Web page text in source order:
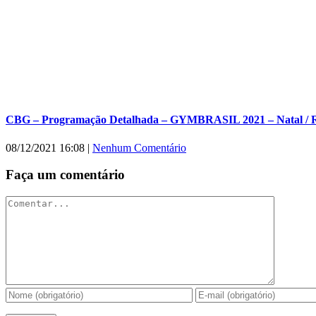
CBG – Programação Detalhada – GYMBRASIL 2021 – Natal /
08/12/2021 16:08 | Nenhum Comentário
Faça um comentário
Comentar